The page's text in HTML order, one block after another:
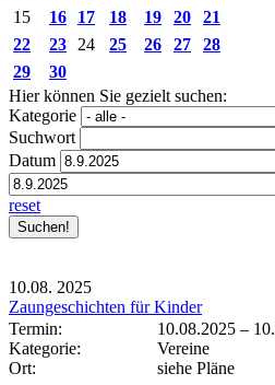
15
16 17 18 19 20
21
22
23 24 25 26 27
28
29
30
Hier können Sie gezielt suchen:
Kategorie
Suchwort
Datum
reset
10.08. 2025
Zaungeschichten für Kinder
Termin:
10.08.2025 –
Kategorie:
Vereine
Ort:
siehe Pläne